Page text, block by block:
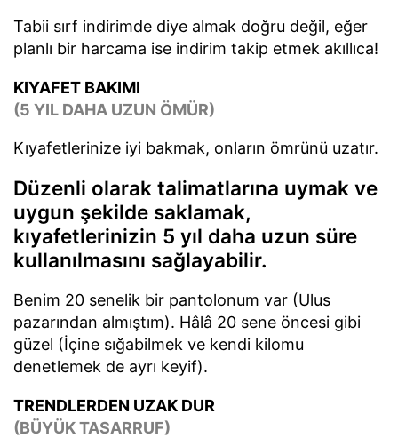
Tabii sırf indirimde diye almak doğru değil, eğer
planlı bir harcama ise indirim takip etmek akıllıca!
KIYAFET BAKIMI
(5 YIL DAHA UZUN ÖMÜR)
Kıyafetlerinize iyi bakmak, onların ömrünü uzatır.
Düzenli olarak talimatlarına uymak ve
uygun şekilde saklamak,
kıyafetlerinizin 5 yıl daha uzun süre
kullanılmasını sağlayabilir.
Benim 20 senelik bir pantolonum var (Ulus
pazarından almıştım). Hâlâ 20 sene öncesi gibi
güzel (İçine sığabilmek ve kendi kilomu
denetlemek de ayrı keyif).
TRENDLERDEN UZAK DUR
(BÜYÜK TASARRUF)